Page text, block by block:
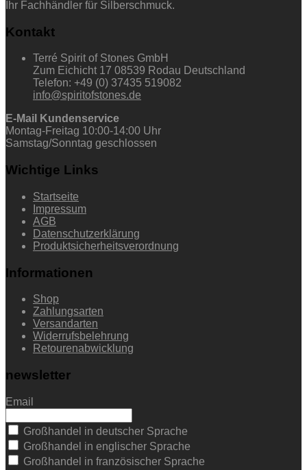
Ihr Fachhändler für Silberschmuck.
Kontakt
Terré Spirit of Stones GmbH
Zum Eichicht 17 08539 Rodau Deutschland
Telefon: +49 (0) 37435 519082
info@spiritofstones.de
E-Mail Kundenservice
Montag-Freitag 10:00-14:00 Uhr
Samstag/Sonntag geschlossen
Wichtige Links
Startseite
Impressum
AGB
Datenschutzerklärung
Produktsicherheitsverordnung
Informationen
Shop
Zahlungsarten
Versandarten
Widerrufsbelehrung
Retourenabwicklung
newsletter
Email
Großhandel in deutscher Sprache
Großhandel in englischer Sprache
Großhandel in französischer Sprache